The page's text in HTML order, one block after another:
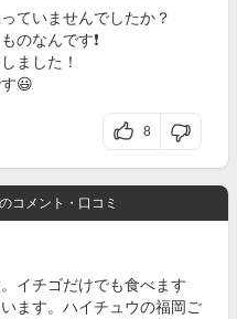
ていませんでしたか？
のなんです❗️
ました！
😃
8
コメント・口コミ
イチゴだけでも食べます
ます。ハイチュウの福岡ご